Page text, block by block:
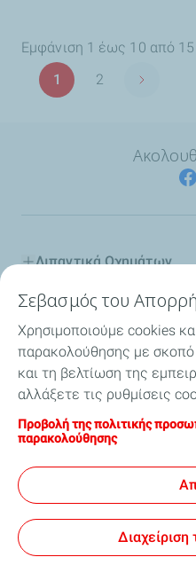
Εμφάνιση 1 έως 10 από
Σελιδοποίηση
Σελίδα
1
Σελίδα
2
Next page
Λιπαντικά Οχημάτων
Βιομηχανία
Εσωτερική Ναυσιπλοΐα
Ειδικοί Διαλύτες
Η TotalEnergies στην
Σεβασμός του
Χρησιμοποιούμε cookies
παρακολούθησης με
και τη βελτίωση της
αλλάξετε τις ρυθμίσεις
κάνοντας κλικ στο κουμπί
μου". Κάνοντας κλικ στο
συσκευή σας. Εάν κάνετε
αποδέχομαι", θα
cookies που απαιτούνται
τοποθεσίας. Για
Προβολή της πολιτικής
παρακολούθησης